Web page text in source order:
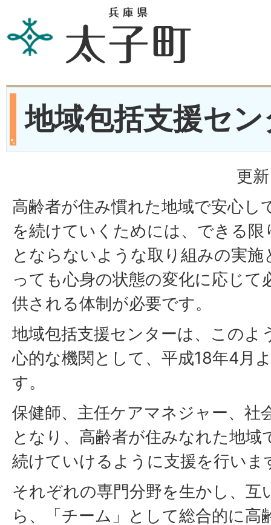
地域包括支援セ
更
高齢者が住み慣れた地域で安心し
を続けていくためには、できる限
とならないような取り組みの実施
っても心身の状態の変化に応じて
供される体制が必要です。
地域包括支援センターは、このよ
心的な機関として、平成18年4月
す。
保健師、主任ケアマネジャー、社
となり、高齢者が住みなれた地域
続けていけるように支援を行いま
それぞれの専門分野を生かし、互
ら、「チーム」として総合的に高